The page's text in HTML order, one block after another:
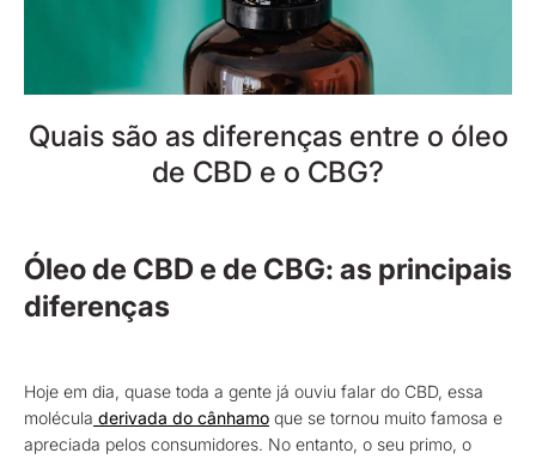
Quais são as diferenças entre o óleo
de CBD e o CBG?
Óleo de CBD e de CBG: as principais
diferenças
Hoje em dia, quase toda a gente já ouviu falar do CBD, essa
molécula derivada do cânhamo que se tornou muito famosa e
apreciada pelos consumidores. No entanto, o seu primo, o